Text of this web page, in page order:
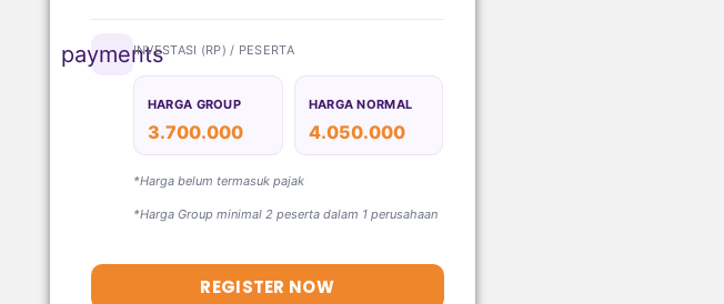
paymentsINVESTASI (RP) / PESERTA
HARGA GROUP
3.700.000
HARGA NORMAL
4.050.000
*Harga belum termasuk pajak
*Harga Group minimal 2 peserta dalam 1 perusahaan
REGISTER NOW